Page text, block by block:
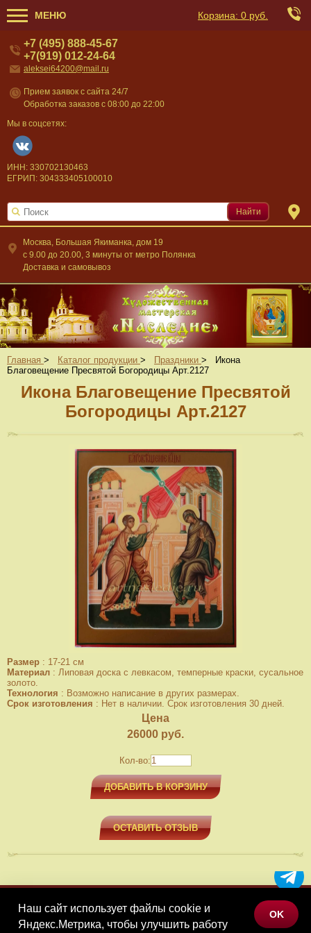
МЕНЮ Корзина: 0 руб.
Москва, Большая Якиманка, дом 19
c 9.00 до 20.00, 3 минуты от метро Полянка
Доставка и самовывоз
+7 (495) 888-45-67
+7(919) 012-24-64
aleksei64200@mail.ru
Прием заявок с сайта 24/7
Обработка заказов с 08:00 до 22:00
Мы в соцсетях:
ИНН: 330702130463
ЕГРИП: 304333405100010
Найти
Главная > Каталог продукции > Праздники >
Икона
Благовещение Пресвятой Богородицы Арт.2127
Икона Благовещение Пресвятой
Богородицы Арт.2127
Размер : 17-21 см
Материал : Липовая доска с левкасом, темперные краски, сусальное
золото.
Технология : Возможно написание в других размерах.
Срок изготовления : Нет в наличии. Срок изготовления 30 дней.
Цена
26000 руб.
Кол-во:
ДОБАВИТЬ В КОРЗИНУ
ОСТАВИТЬ ОТЗЫВ
МЕНЮ
КАТАЛОГ ТОВАРОВ
Наш сайт использует файлы cookie и
Яндекс.Метрика, чтобы улучшить работу
OK